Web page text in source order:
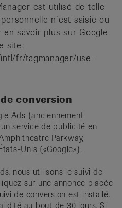
est utilisé de telle
n’est saisie ou
en savoir plus sur Google
site:
fr/tagmanager/use-
conversion
Ads (anciennement
service de publicité en
Parkway,
Unis («Google»).
nous utilisons le suivi de
sur une annonce placée
de conversion est installé.
au bout de 30 jours. Si